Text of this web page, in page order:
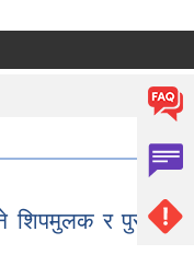
शिपमुलक र पुरानो